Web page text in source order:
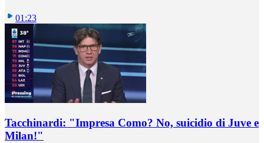
01:23
Tacchinardi: "Impresa Como? No, suicidio di Juve e
Milan!"